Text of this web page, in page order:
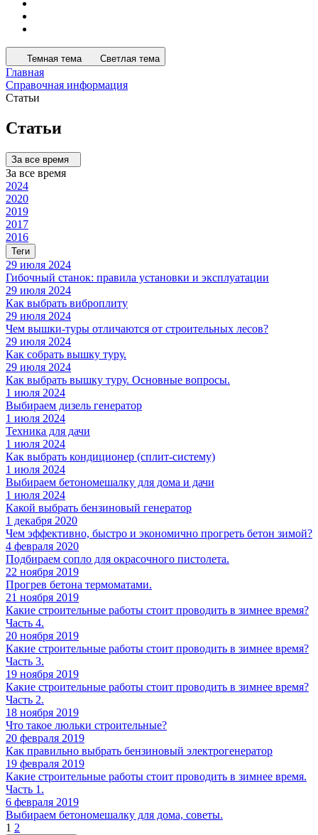
Темная тема Светлая тема
Главная
Справочная информация
Статьи
Статьи
За все время
За все время
2024
2020
2019
2017
2016
Теги
29 июля 2024
Гибочный станок: правила установки и эксплуатации
29 июля 2024
Как выбрать виброплиту
29 июля 2024
Чем вышки-туры отличаются от строительных лесов?
29 июля 2024
Как собрать вышку туру.
29 июля 2024
Как выбрать вышку туру. Основные вопросы.
1 июля 2024
Выбираем дизель генератор
1 июля 2024
Техника для дачи
1 июля 2024
Как выбрать кондиционер (сплит-систему)
1 июля 2024
Выбираем бетономешалку для дома и дачи
1 июля 2024
Какой выбрать бензиновый генератор
1 декабря 2020
Чем эффективно, быстро и экономично прогреть бетон зимой?
4 февраля 2020
Подбираем сопло для окрасочного пистолета.
22 ноября 2019
Прогрев бетона термоматами.
21 ноября 2019
Какие строительные работы стоит проводить в зимнее время?
Часть 4.
20 ноября 2019
Какие строительные работы стоит проводить в зимнее время?
Часть 3.
19 ноября 2019
Какие строительные работы стоит проводить в зимнее время?
Часть 2.
18 ноября 2019
Что такое люльки строительные?
20 февраля 2019
Как правильно выбрать бензиновый электрогенератор
19 февраля 2019
Какие строительные работы стоит проводить в зимнее время.
Часть 1.
6 февраля 2019
Выбираем бетономешалку для дома, советы.
1 2